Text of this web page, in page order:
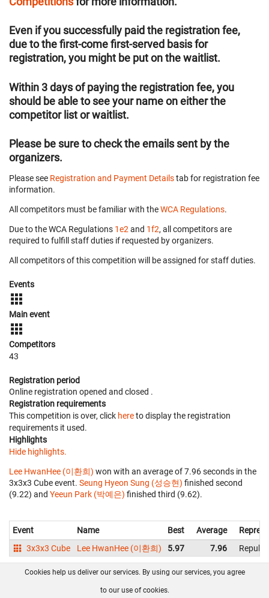
Even if you successfully paid the registration fee,
due to the first-come first-served basis for
registration, you might be put on the waitlist.
Within 3 days of paying the registration fee, you
should be able to see your name on either the
competitor list or waitlist.
Please be sure to check the emails sent by the
organizers.
Please see Registration and Payment Detailstab for registration fee
information.
All competitors must be familiar with theWCA Regulations.
Due to the WCA Regulations 1e2 and 1f2, all competitors are
required to fulfill staff duties if requested by organizers.
All competitors of this competition will be assigned for staff duties.
Events
Main event
Competitors
43
Registration period
Online registration opened and closed .
Registration requirements
This competition is over, click hereto display the registration
requirements it used.
Highlights
Hide highlights.
Lee HwanHee (이환희) won with an average of 7.96 seconds in the
3x3x3 Cube event. Seung Hyeon Sung (성승현) finished second
(9.22) and Yeeun Park (박예은) finished third (9.62).
Event Name Best Average
3x3x3 Cube
Lee HwanHee (이환희) 5.97 7.96
FAQ Contact GitHub
Cookies help us deliver our services. By using our services, you agree
to our use of cookies.